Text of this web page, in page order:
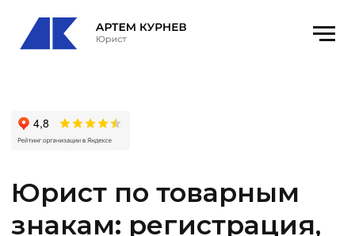
Юрист по товарным
проверка
и сопровождение
Юрист по товарным знакам: проверка